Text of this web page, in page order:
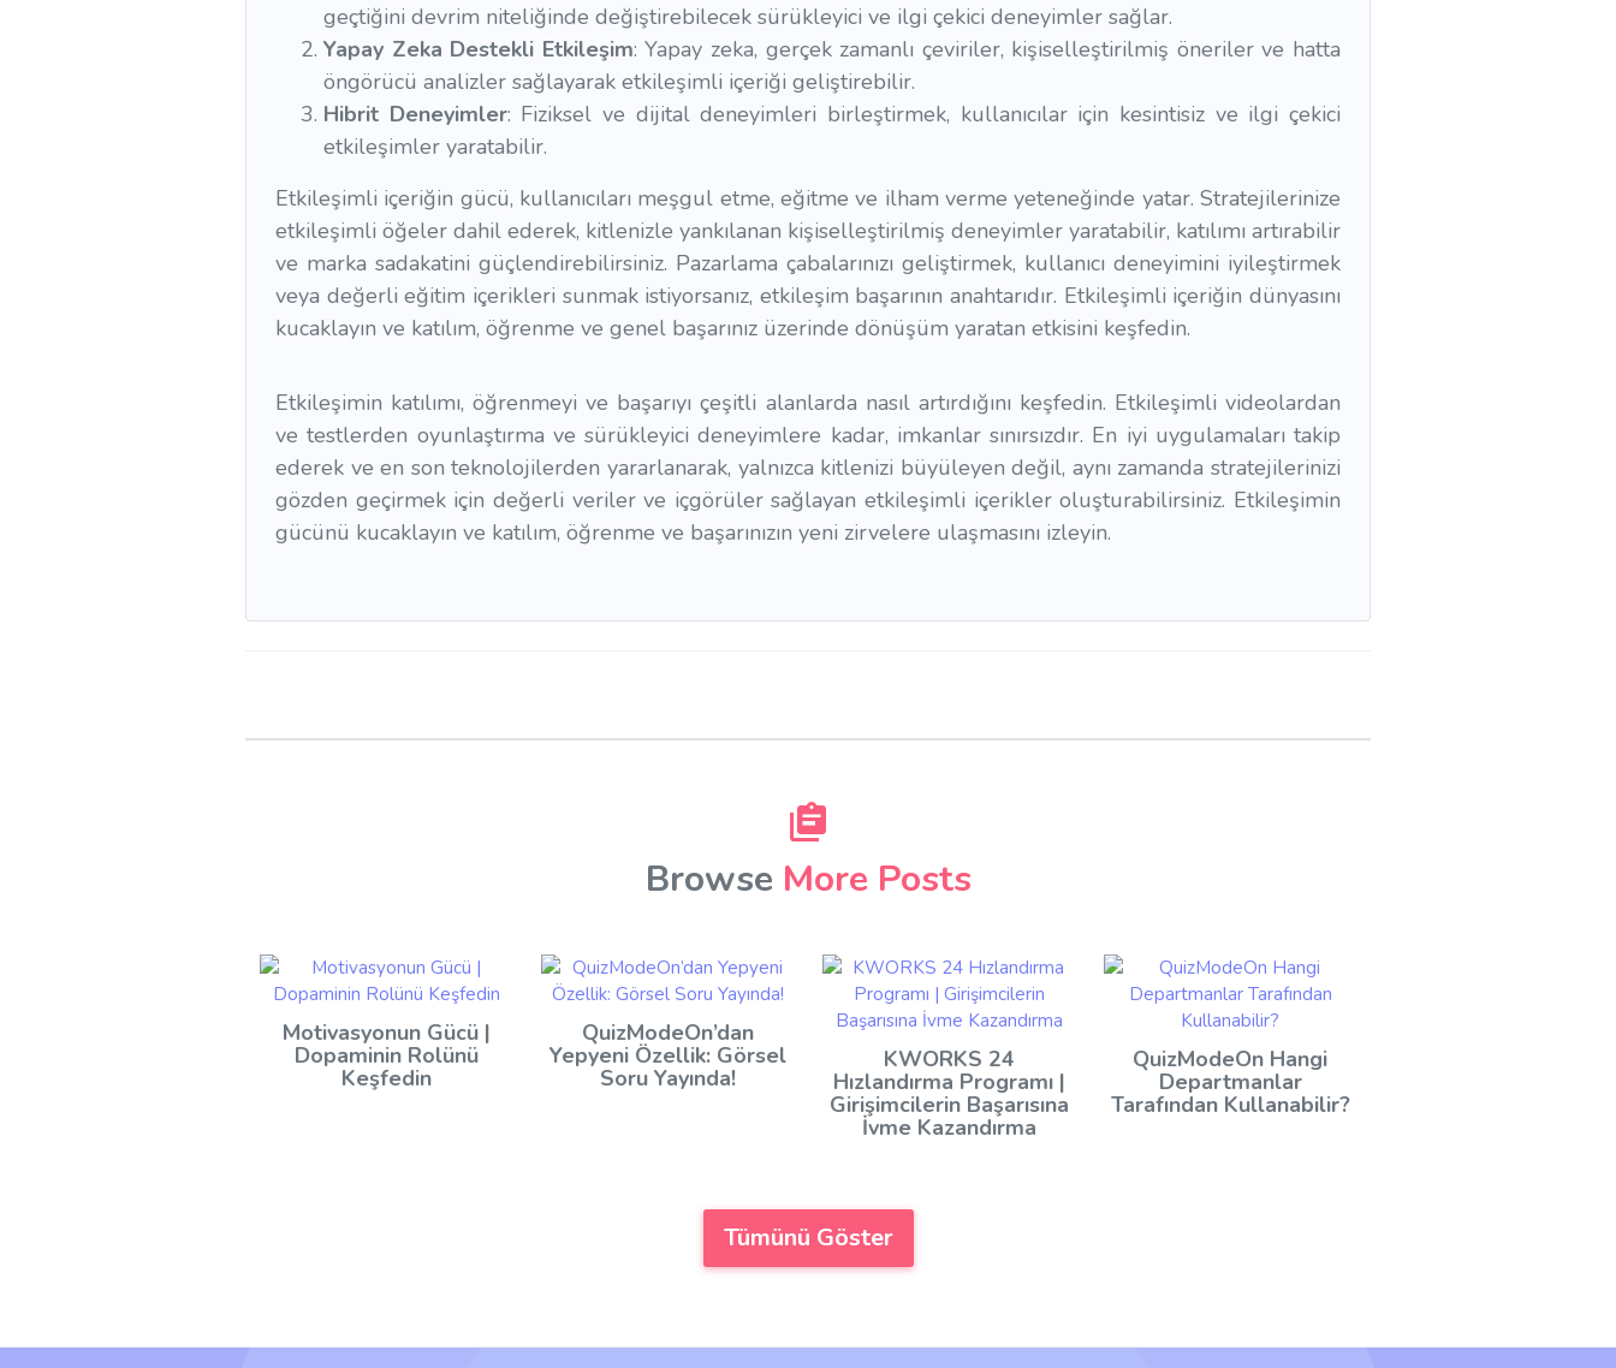
geçtiğini devrim niteliğinde değiştirebilecek sürükleyici ve ilgi çekici deneyimler sağlar.
Yapay Zeka Destekli Etkileşim: Yapay zeka, gerçek zamanlı çeviriler, kişiselleştirilmiş öneriler ve hatta
öngörücü analizler sağlayarak etkileşimli içeriği geliştirebilir.
Hibrit Deneyimler: Fiziksel ve dijital deneyimleri birleştirmek, kullanıcılar için kesintisiz ve ilgi çekici
etkileşimler yaratabilir.
Etkileşimli içeriğin gücü, kullanıcıları meşgul etme, eğitme ve ilham verme yeteneğinde yatar. Stratejilerinize
etkileşimli öğeler dahil ederek, kitlenizle yankılanan kişiselleştirilmiş deneyimler yaratabilir, katılımı artırabilir
ve marka sadakatini güçlendirebilirsiniz. Pazarlama çabalarınızı geliştirmek, kullanıcı deneyimini iyileştirmek
veya değerli eğitim içerikleri sunmak istiyorsanız, etkileşim başarının anahtarıdır. Etkileşimli içeriğin dünyasını
kucaklayın ve katılım, öğrenme ve genel başarınız üzerinde dönüşüm yaratan etkisini keşfedin.
Etkileşimin katılımı, öğrenmeyi ve başarıyı çeşitli alanlarda nasıl artırdığını keşfedin. Etkileşimli videolardan
ve testlerden oyunlaştırma ve sürükleyici deneyimlere kadar, imkanlar sınırsızdır. En iyi uygulamaları takip
ederek ve en son teknolojilerden yararlanarak, yalnızca kitlenizi büyüleyen değil, aynı zamanda stratejilerinizi
gözden geçirmek için değerli veriler ve içgörüler sağlayan etkileşimli içerikler oluşturabilirsiniz. Etkileşimin
gücünü kucaklayın ve katılım, öğrenme ve başarınızın yeni zirvelere ulaşmasını izleyin.
Browse More Posts
Motivasyonun Gücü |
Dopaminin Rolünü
Keşfedin
QuizModeOn’dan
Yepyeni Özellik: Görsel
Soru Yayında!
KWORKS 24
Hızlandırma Programı |
Girişimcilerin Başarısına
İvme Kazandırma
QuizModeOn Hangi
Departmanlar
Tarafından Kullanabilir?
Tümünü Göster